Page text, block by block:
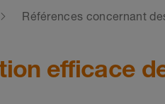
Références concernant
efficace